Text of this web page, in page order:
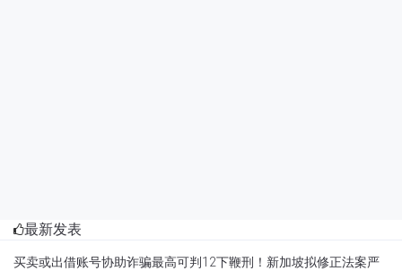
最新发表
买卖或出借账号协助诈骗最高可判12下鞭刑！新加坡拟修正法案严